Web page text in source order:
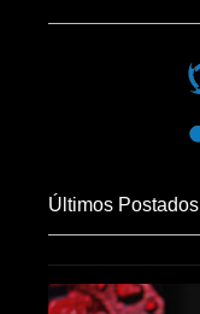
Últimos Postados